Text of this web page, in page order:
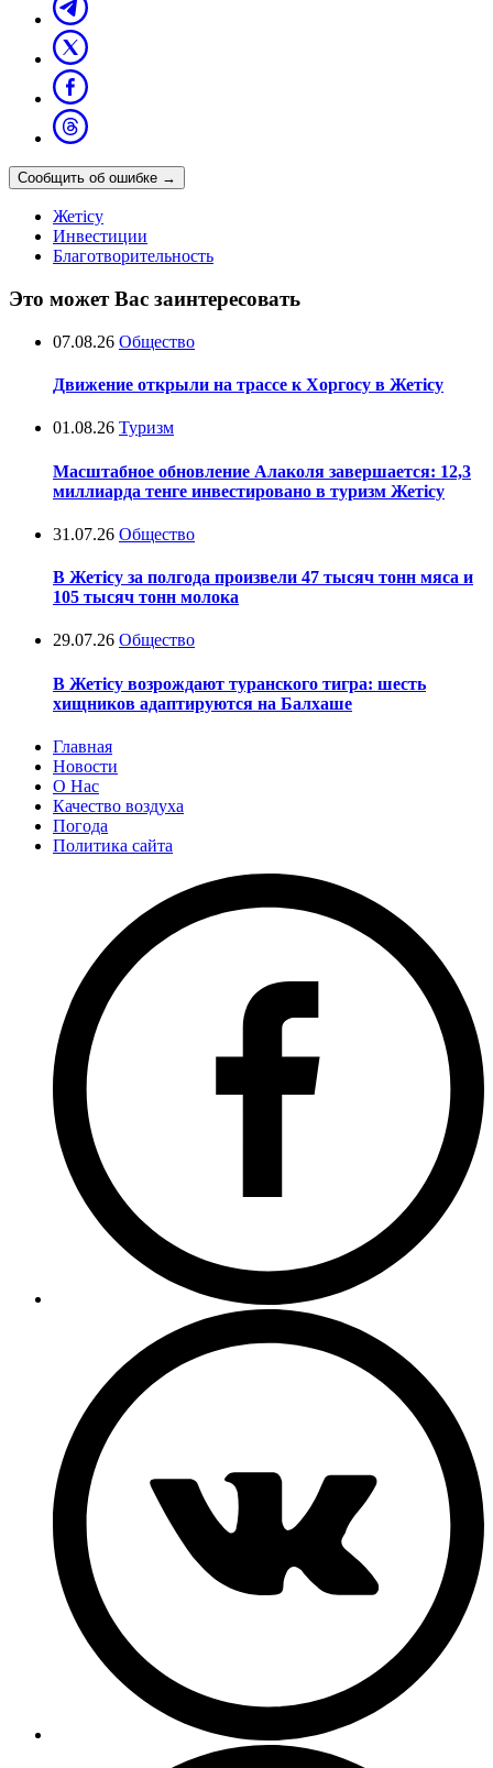
Сообщить об ошибке →
Жетісу
Инвестиции
Благотворительность
Это может Вас заинтересовать
07.08.26 Общество
Движение открыли на трассе к Хоргосу в Жетісу
01.08.26 Туризм
Масштабное обновление Алаколя завершается: 12,3
миллиарда тенге инвестировано в туризм Жетісу
31.07.26 Общество
В Жетісу за полгода произвели 47 тысяч тонн мяса и
105 тысяч тонн молока
29.07.26 Общество
В Жетісу возрождают туранского тигра: шесть
хищников адаптируются на Балхаше
Главная
Новости
О Нас
Качество воздуха
Погода
Политика сайта